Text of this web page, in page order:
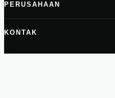
PERUSAHAAN
KONTAK